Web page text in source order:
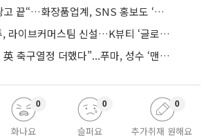
“보기만 하는 광고 끝“…화장품업계, SNS 홍보도 ‘참여형 콘텐츠’로 변모
브커머스팀 신설…K뷰티 ‘글로벌 판매망’ 확대 속도
“한국적 감성에 英 축구열정 더했다”...푸마, 성수 ‘맨시티 하우스’ 팝업
화나요
0
슬퍼요
0
추가취재 원해요
0